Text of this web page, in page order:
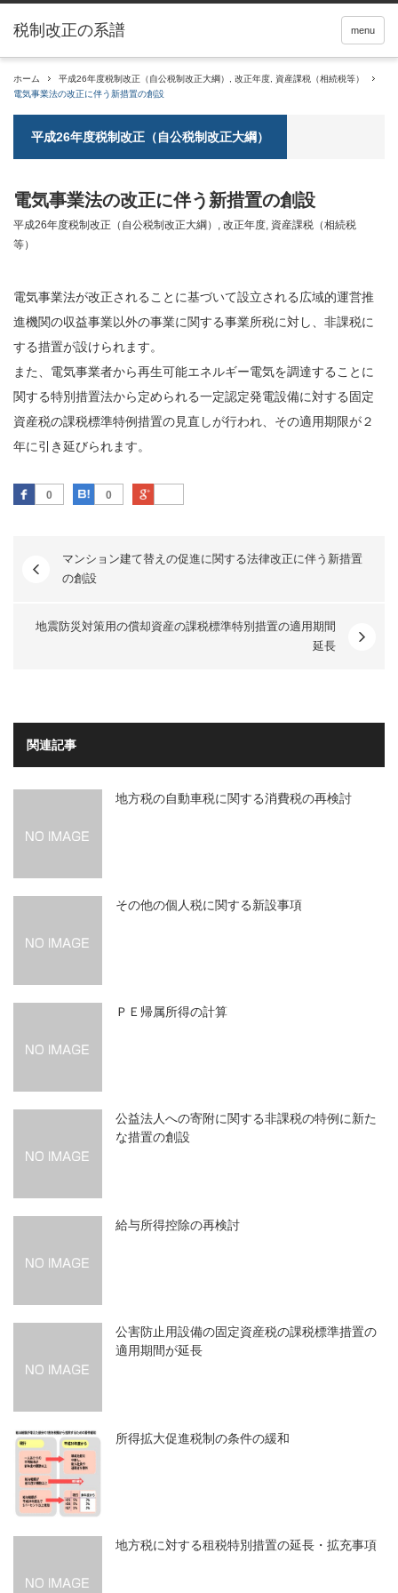
税制改正の系譜 menu
ホーム 平成26年度税制改正（自公税制改正大綱） 改正年度
資産課税（相続税等）
電気事業法の改正に伴う新措置の創設
平成26年度税制改正（自公税制改正大綱）
電気事業法の改正に伴う新措置の創設
平成26年度税制改正（自公税制改正大綱） , 改正年度, 資産課税（相続税
等）
電気事業法が改正されることに基づいて設立される広域的運営推
進機関の収益事業以外の事業に関する事業所税に対し、非課税に
する措置が設けられます。
また、電気事業者から再生可能エネルギー電気を調達することに
関する特別措置法から定められる一定認定発電設備に対する固定
資産税の課税標準特例措置の見直しが行われ、その適用期限が２
年に引き延びられます。
0
Facebook 0
はてなブックマーク
マンション建て替えの促進に関する法律改正に伴う新措置
の創設
地震防災対策用の償却資産の課税標準特別措置の適用期間
延長
関連記事
地方税の自動車税に関する消費税の再検討
その他の個人税に関する新設事項
ＰＥ帰属所得の計算
公益法人への寄附に関する非課税の特例に新た
な措置の創設
給与所得控除の再検討
公害防止用設備の固定資産税の課税標準措置の
適用期間が延長
所得拡大促進税制の条件の緩和
地方税に対する租税特別措置の延長・拡充事項